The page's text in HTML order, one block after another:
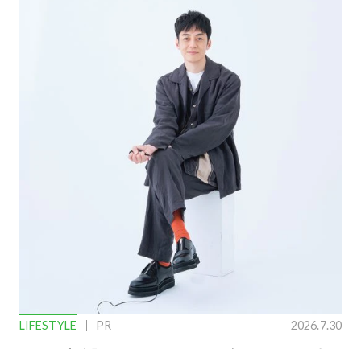
LIFESTYLE PR 2026.7.30